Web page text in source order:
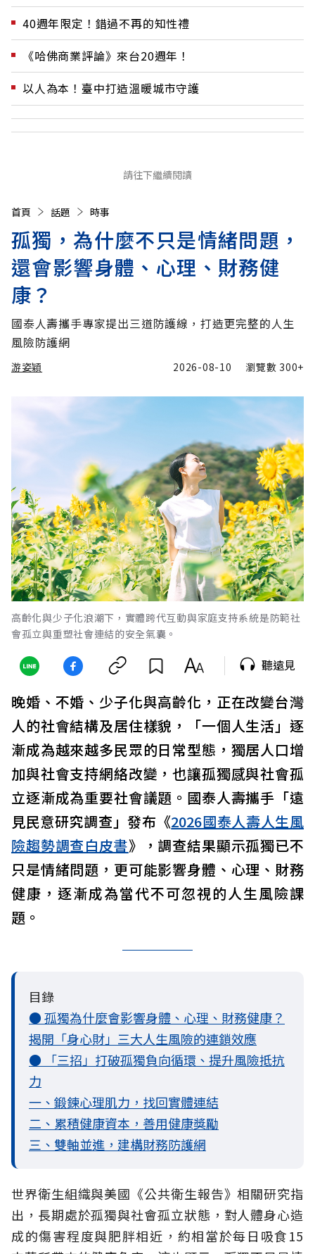
40週年限定！錯過不再的知性禮
《哈佛商業評論》來台20週年！
以人為本！臺中打造溫暖城市守護
請往下繼續閱讀
首頁 話題 時事
孤獨，為什麼不只是情緒問題，
還會影響身體、心理、財務健
康？
國泰人壽攜手專家提出三道防護線，打造更完整的人生
風險防護網
游姿穎 2026-08-10 瀏覽數 300+
高齡化與少子化浪潮下，實體跨代互動與家庭支持系統是防範社
會孤立與重塑社會連結的安全氣囊。
聽遠見
晚婚、不婚、少子化與高齡化，正在改變台灣
人的社會結構及居住樣貌，「一個人生活」逐
漸成為越來越多民眾的日常型態，獨居人口增
加與社會支持網絡改變，也讓孤獨感與社會孤
立逐漸成為重要社會議題。國泰人壽攜手「遠
見民意研究調查」發布《2026國泰人壽人生風
險趨勢調查白皮書》，調查結果顯示孤獨已不
只是情緒問題，更可能影響身體、心理、財務
健康，逐漸成為當代不可忽視的人生風險課
題。
目錄
● 孤獨為什麼會影響身體、心理、財務健康？
揭開「身心財」三大人生風險的連鎖效應
● 「三招」打破孤獨負向循環、提升風險抵抗
力
一、鍛鍊心理肌力，找回實體連結
二、累積健康資本，善用健康獎勵
三、雙軸並進，建構財務防護網
世界衛生組織與美國《公共衛生報告》相關研究指
出，長期處於孤獨與社會孤立狀態，對人體身心造
成的傷害程度與肥胖相近，約相當於每日吸食15